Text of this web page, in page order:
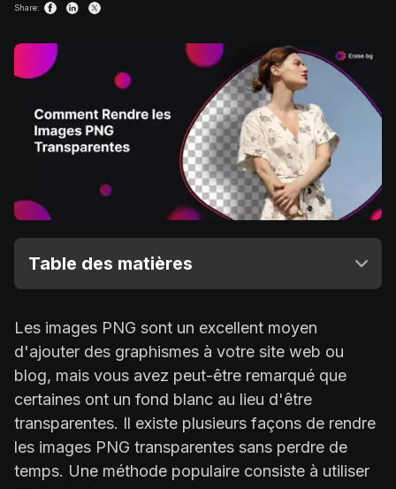
Share:
Table des matières
Les images PNG sont un excellent moyen
d'ajouter des graphismes à votre site web ou
blog, mais vous avez peut-être remarqué que
certaines ont un fond blanc au lieu d'être
transparentes. Il existe plusieurs façons de rendre
les images PNG transparentes sans perdre de
temps. Une méthode populaire consiste à utiliser